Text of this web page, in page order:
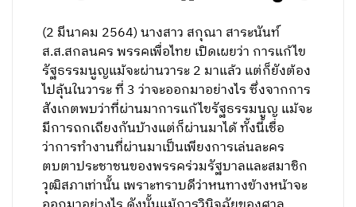
(2 มีนาคม 2564) นางสาว สกุณา สาระนันท์
ส.ส.สกลนคร พรรคเพื่อไทย เปิดเผยว่า การแก้ไข
รัฐธรรมนูญแม้จะผ่านวาระ 2 มาแล้ว แต่ก็ยังต้อง
ไปลุ้นในวาระ ที่ 3 ว่าจะออกมาอย่างไร ซึ่งจากการ
สังเกตพบว่าที่ผ่านมาการแก้ไขรัฐธรรมนูญ แม้จะ
มีการถกเถียงกันบ้างแต่ก็ผ่านมาได้ ทั้งนี้เชื่อ
ว่าการทำงานที่ผ่านมาเป็นเพียงการเล่นละคร
ตบตาประชาชนของพรรคร่วมรัฐบาลและสมาชิก
วุฒิสภาเท่านั้น เพราะทราบดีว่าหนทางข้างหน้าจะ